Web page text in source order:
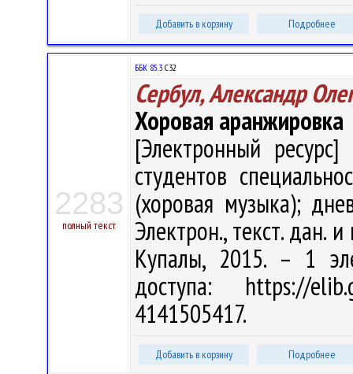
Добавить в корзину Подробнее
2283
полный текст
ББК 85.3 С32
Сербул, Александр
Хоровая аранжировка
[Электронный
студентов
(хоровая музыка);
Электрон., текст. дан.
Купалы, 2015. – 1
доступа: https://
4141505417.
Добавить в корзину Подробнее